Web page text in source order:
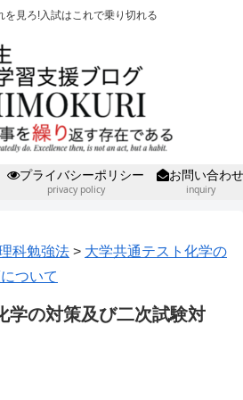
を見ろ!入試はこれで乗り切れる
プライバシーポリシー
privacy policy
お問い合わせ
inquiry
科勉強法 > 大学共通テスト化学の
ついて
学の対策及び二次試験対